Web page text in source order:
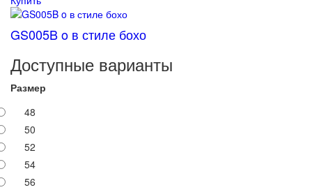
GS005B o в стиле бохо
Доступные варианты
Размер
48
50
52
54
56